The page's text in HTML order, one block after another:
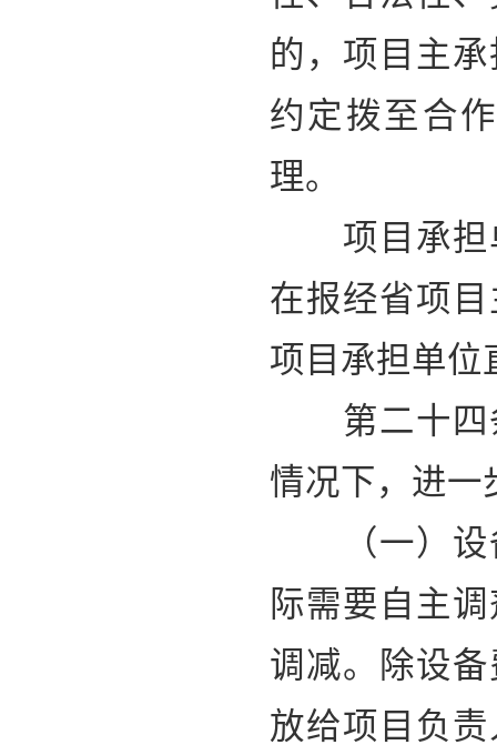
的，项目主
约定拨至合
理。
项目承担单
在报经省项
项目承担单位
第二十四条
情况下，进一
（一）设备
际需要自主
调减。除设
放给项目负